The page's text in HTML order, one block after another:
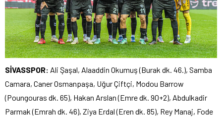
SİVASSPOR: Ali Şaşal, Alaaddin Okumuş (Burak dk. 46.), Samba
Camara, Caner Osmanpaşa, Uğur Çiftçi, Modou Barrow
(Poungouras dk. 65), Hakan Arslan (Emre dk. 90+2), Abdulkadir
Parmak (Emrah dk. 46), Ziya Erdal (Eren dk. 85), Rey Manaj, Fode